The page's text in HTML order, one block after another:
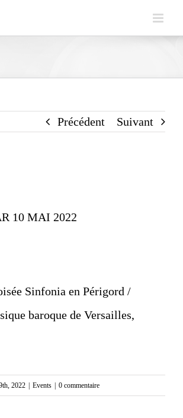
Précédent Suivant
10 MAI 2022
Sinfonia en Périgord /
baroque de Versailles,
2022 | Events | 0 commentaire